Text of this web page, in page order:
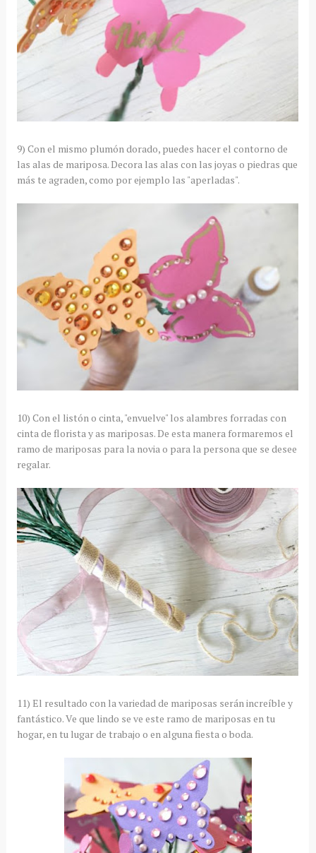
9) Con el mismo plumón dorado, puedes hacer el contorno de
las alas de mariposa. Decora las alas con las joyas o piedras que
más te agraden, como por ejemplo las "aperladas".
10) Con el listón o cinta, "envuelve" los alambres forradas con
cinta de florista y as mariposas. De esta manera formaremos el
ramo de mariposas para la novia o para la persona que se desee
regalar.
11) El resultado con la variedad de mariposas serán increíble y
fantástico. Ve que lindo se ve este ramo de mariposas en tu
hogar, en tu lugar de trabajo o en alguna fiesta o boda.